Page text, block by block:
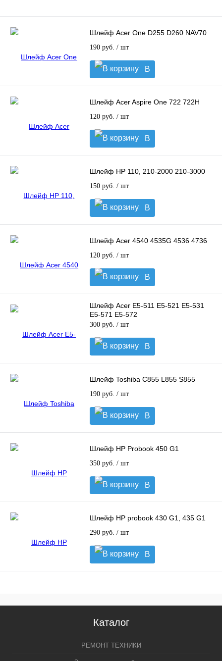
Шлейф Acer One D255 D260 NAV70
190 руб. / шт
В
корзину
Шлейф Acer Aspire One 722 722H
120 руб. / шт
В
корзину
Шлейф HP 110, 210-2000 210-3000
150 руб. / шт
В
корзину
Шлейф Acer 4540 4535G 4536 4736
120 руб. / шт
В
корзину
Шлейф Acer E5-511 E5-521 E5-531
E5-571 E5-572
300 руб. / шт
В
корзину
Шлейф Toshiba C855 L855 S855
190 руб. / шт
В
корзину
Шлейф HP Probook 450 G1
350 руб. / шт
В
корзину
Шлейф HP probook 430 G1, 435 G1
290 руб. / шт
В
корзину
Каталог
РЕМОНТ ТЕХНИКИ